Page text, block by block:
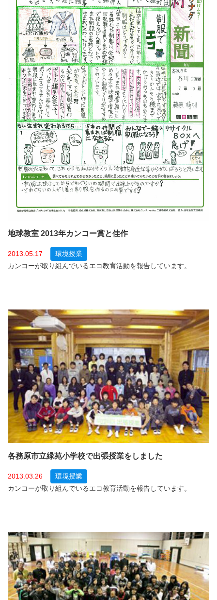
地球教室 2013年カンコー賞と佳作
2013.05.17
環境授業
カンコーが取り組んでいるエコ教育活動を報告しています。
各務原市立緑苑小学校で出張授業をしました
2013.03.26
環境授業
カンコーが取り組んでいるエコ教育活動を報告しています。